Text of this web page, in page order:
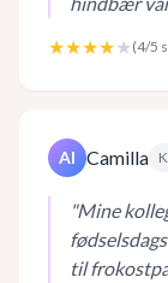
★★★★★ (4/5
AI Camilla
"Mine
til